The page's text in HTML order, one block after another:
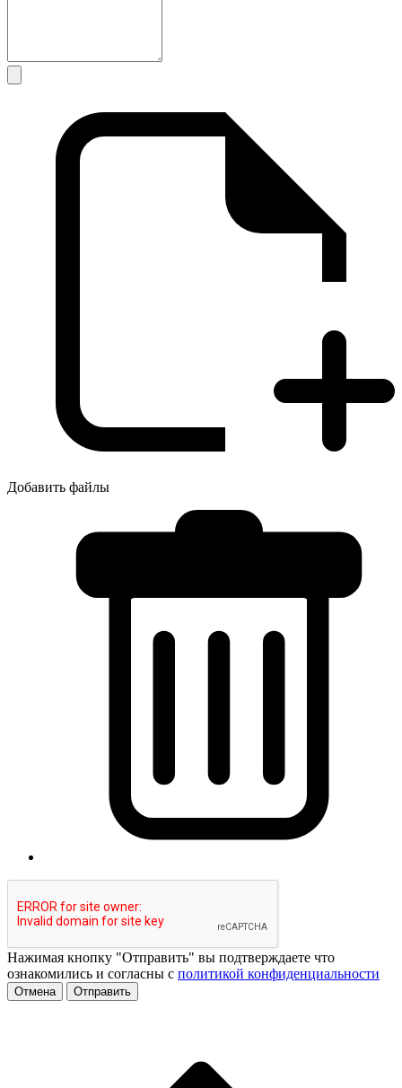
Добавить файлы
Нажимая кнопку "Отправить" вы подтверждаете что
ознакомились и согласны с политикой конфиденциальности
Отмена Отправить